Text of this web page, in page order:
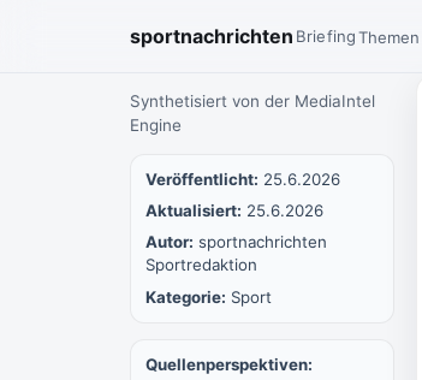
sportnachrichten BriefingThemen
Synthetisiert von der MediaIntel
Engine
Veröffentlicht: 25.6.2026
Aktualisiert: 25.6.2026
Autor: sportnachrichten
Sportredaktion
Kategorie: Sport
Quellenperspektiven: